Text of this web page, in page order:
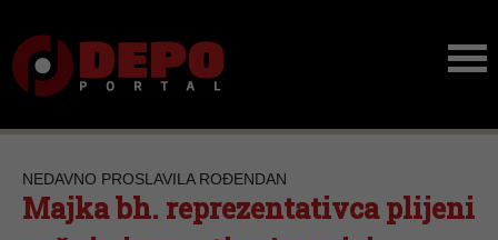
NEDAVNO PROSLAVILA ROĐENDAN
Majka bh. reprezentativca plijeni